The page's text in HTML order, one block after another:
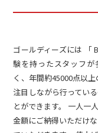
ゴールディーズには 「
験を持ったスタッフ
く、年間約45000点以
注目しながら行ってい
とができます。 一人一
金額にご納得いただけ